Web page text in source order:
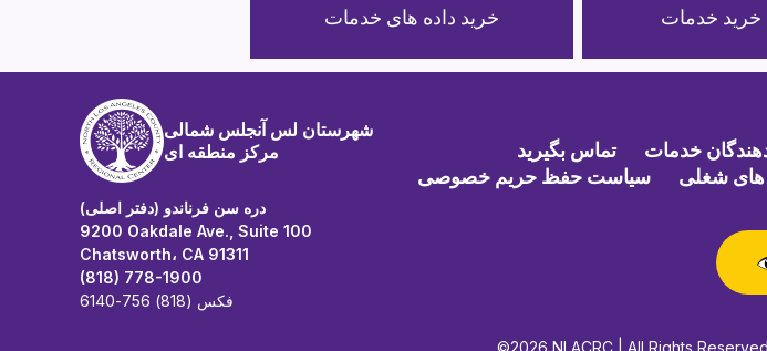
خرید داده های خدمات خدمات
شهرستان لس آنجلس شمالی
مرکز منطقه ای
دره سن فرناندو (دفتر اصلی)
9200 Oakdale Ave., Suite 100
Chatsworth، CA 91311
(818) 778-1900
فکس (818) 756-6140
تماس بگیرید دهندگان خدمات
سیاست حفظ حریم خصوصی
شغلی
©2026 NLACRC | All Rights